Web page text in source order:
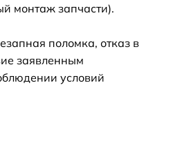
монтаж запчасти).
поломка, отказ в
заявленным
условий